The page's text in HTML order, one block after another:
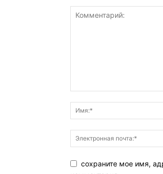
сохраните мое имя,